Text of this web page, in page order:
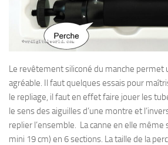
Le revêtement siliconé du manche permet
agréable. Il faut quelques essais pour
le repliage, il faut en effet faire jouer les
le sens des aiguilles d’une montre et
replier l’ensemble. La canne en elle même
mini 19 cm) en 6 sections. La taille de la